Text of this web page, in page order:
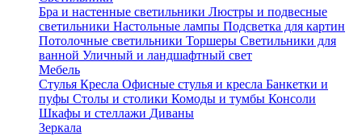
Бра и настенные светильники Люстры и подвесные
светильники Настольные лампы Подсветка для картин
Потолочные светильники Торшеры Светильники для
ванной Уличный и ландшафтный свет
Мебель
Стулья Кресла Офисные стулья и кресла Банкетки и
пуфы Столы и столики Комоды и тумбы Консоли
Шкафы и стеллажи Диваны
Зеркала